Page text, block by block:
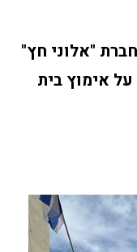
"אלוני חץ"
אימוץ בית